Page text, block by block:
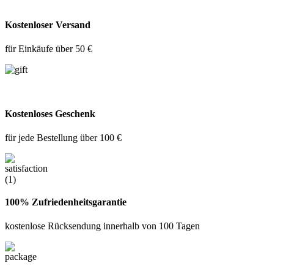
Kostenloser Versand
für Einkäufe über 50 €
Kostenloses Geschenk
für jede Bestellung über 100 €
100% Zufriedenheitsgarantie
kostenlose Rücksendung innerhalb von 100 Tagen